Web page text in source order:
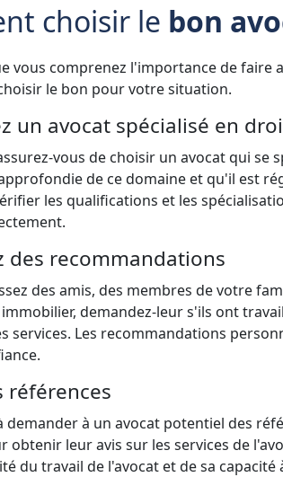
choisir le bon
vous comprenez l'importance de faire
le bon pour votre situation.
un avocat spécialisé en
vous de choisir un avocat qui se
de ce domaine et qu'il est
les qualifications et les
des recommandations
des amis, des membres de votre
demandez-leur s'ils ont
services. Les recommandations
références
demander à un avocat potentiel des
obtenir leur avis sur les services de
du travail de l'avocat et de sa capacité